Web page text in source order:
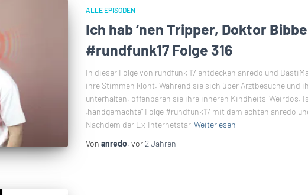
ALLE EPISODEN
Ich hab ’nen Tripper, Doktor
#rundfunk17 Folge 316
In dieser Folge von rundfunk 17 entdecken anredo und
ihre Stimmen klont. Während sie sich über Arztbesuche und
unterhalten, offenbaren sie ihre inneren Kindheits-Weirdos.
„handgemachte“ Folge #rundfunk17 mit dem echten anredo
Nachdem der Ex-Internetstar Weiterlesen
Von anredo, vor 2 Jahren